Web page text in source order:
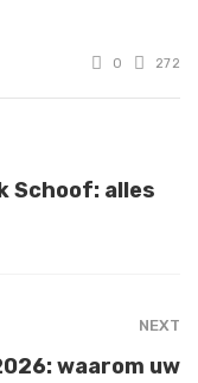
0 272
Schoof: alles
NEXT
waarom uw